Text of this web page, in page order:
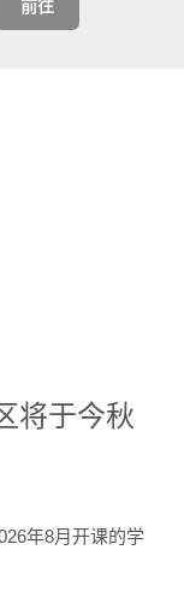
前往
将于今秋
年8月开课的学